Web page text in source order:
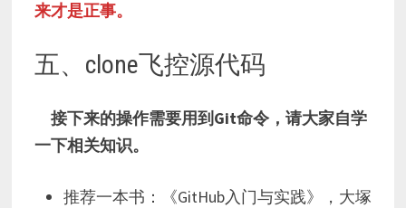
来才是正事。
五、clone飞控源代码
接下来的操作需要用到Git命令，请大家自学
一下相关知识。
推荐一本书：《GitHub入门与实践》，大塚